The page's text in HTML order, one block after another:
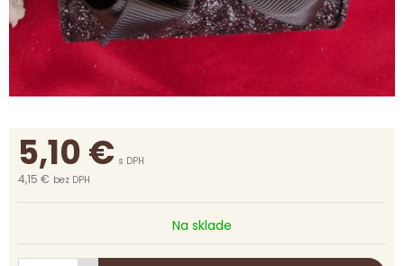
5,10€ s DPH
4,15 € bez DPH
Na sklade